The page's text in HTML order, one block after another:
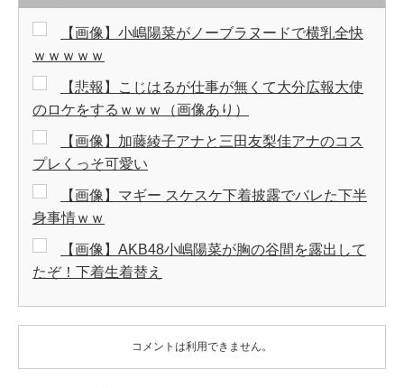
【画像】小嶋陽菜がノーブラヌードで横乳全快
ｗｗｗｗｗ
【悲報】こじはるが仕事が無くて大分広報大使
のロケをするｗｗｗ（画像あり）
【画像】加藤綾子アナと三田友梨佳アナのコス
プレくっそ可愛い
【画像】マギー スケスケ下着披露でバレた下半
身事情ｗｗ
【画像】AKB48小嶋陽菜が胸の谷間を露出して
たぞ！下着生着替え
コメントは利用できません。